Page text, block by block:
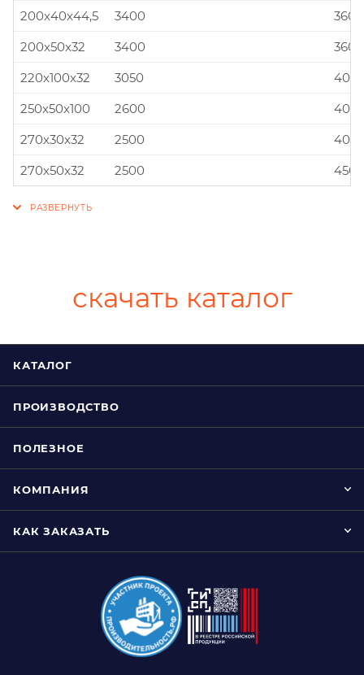
200x40x44,5
3400
200x50x32
3400
220x100x32
3050
250x50x100
2600
270x30x32
2500
270x50x32
2500
скачать каталог
КАТАЛОГ
ПРОИЗВОДСТВО
ПОЛЕЗНОЕ
КОМПАНИЯ
КАК ЗАКАЗАТЬ